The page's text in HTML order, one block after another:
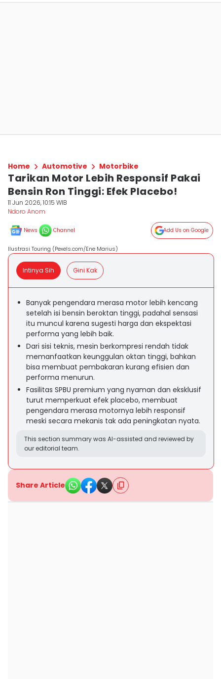
Home Automotive Motorbike
Tarikan Motor Lebih Responsif Pakai
Bensin Ron Tinggi: Efek Placebo!
11 Jun 2026, 10:15 WIB
Ndoro Anom
News Channel Add Us on Google
Ilustrasi Touring (Pexels.com/Ene Marius)
Intinya Sih Gini Kak
Banyak pengendara merasa motor lebih kencang
setelah isi bensin beroktan tinggi, padahal sensasi
itu muncul karena sugesti harga dan ekspektasi
performa yang lebih baik.
Dari sisi teknis, mesin berkompresi rendah tidak
memanfaatkan keunggulan oktan tinggi, bahkan
bisa membuat pembakaran kurang efisien dan
performa menurun.
Fasilitas SPBU premium yang nyaman dan eksklusif
turut memperkuat efek placebo, membuat
pengendara merasa motornya lebih responsif
meski secara mekanis tak ada peningkatan nyata.
This section summary was AI-assisted and reviewed by
our editorial team.
Share Article